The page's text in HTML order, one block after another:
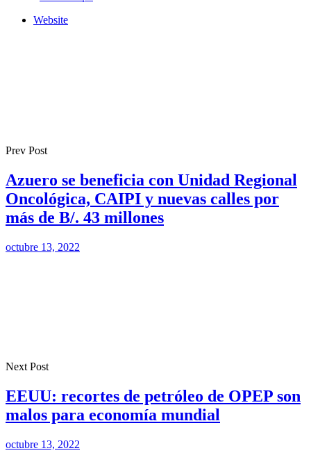
Website
Prev Post
Azuero se beneficia con Unidad Regional
Oncológica, CAIPI y nuevas calles por
más de B/. 43 millones
octubre 13, 2022
Next Post
EEUU: recortes de petróleo de OPEP son
malos para economía mundial
octubre 13, 2022